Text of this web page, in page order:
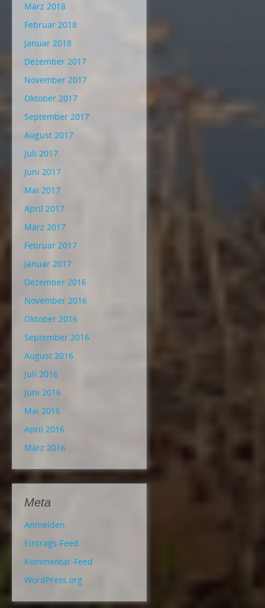
März 2018
Februar 2018
Januar 2018
Dezember 2017
November 2017
Oktober 2017
September 2017
August 2017
Juli 2017
Juni 2017
Mai 2017
April 2017
März 2017
Februar 2017
Januar 2017
Dezember 2016
November 2016
Oktober 2016
September 2016
August 2016
Juli 2016
Juni 2016
Mai 2016
April 2016
März 2016
Meta
Anmelden
Eintrags-Feed
Kommentar-Feed
WordPress.org